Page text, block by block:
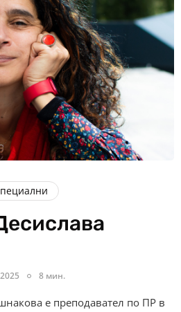
8 мин.
е преподавател по ПР в